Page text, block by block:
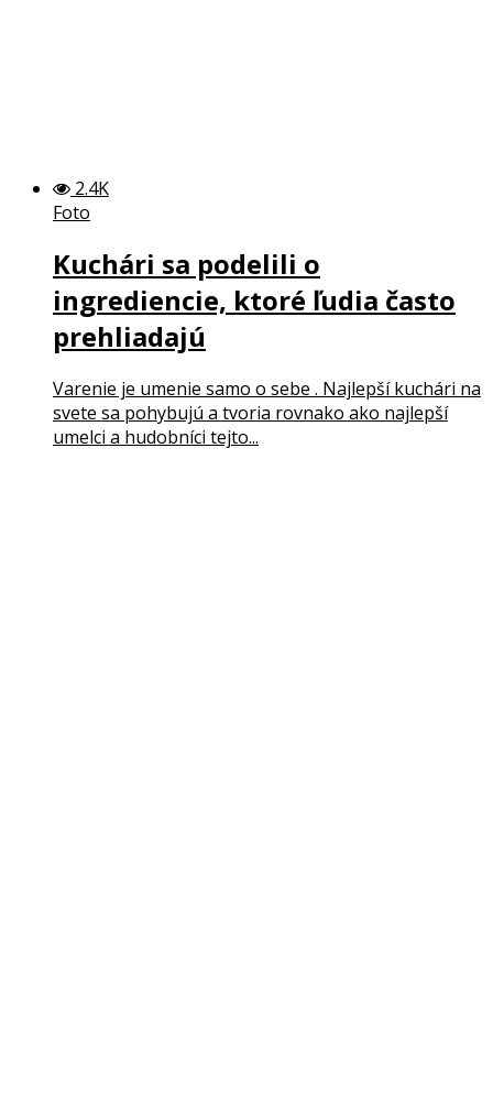
2.4K
Foto
Kuchári sa podelili o
ingrediencie, ktoré ľudia často
prehliadajú
Varenie je umenie samo o sebe . Najlepší kuchári na
svete sa pohybujú a tvoria rovnako ako najlepší
umelci a hudobníci tejto...